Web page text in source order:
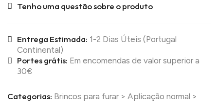
Tenho uma questão sobre o produto
Entrega Estimada: 1-2 Dias Úteis (Portugal
Continental)
Portes grátis: Em encomendas de valor superior a
30€
Categorias: Brincos para furar > Aplicação normal >